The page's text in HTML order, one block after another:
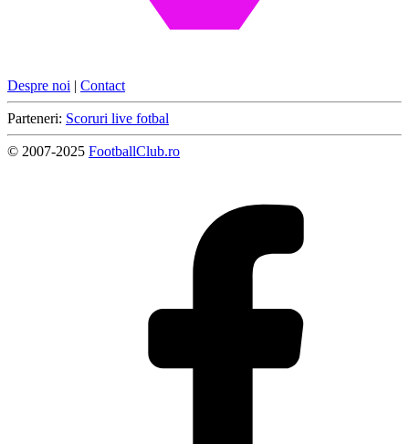
Despre noi | Contact
Parteneri: Scoruri live fotbal
© 2007-2025 FootballClub.ro